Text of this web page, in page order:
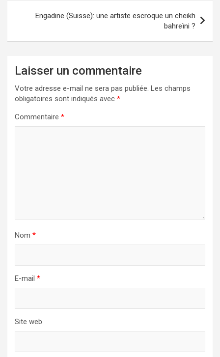
Engadine (Suisse): une artiste escroque un cheikh
bahreïni ?
Laisser un commentaire
Votre adresse e-mail ne sera pas publiée. Les champs
obligatoires sont indiqués avec *
Commentaire *
Nom *
E-mail *
Site web